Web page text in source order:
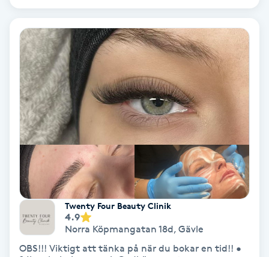
Regndroppsmassage
Reiki
Reikihealing
Reiki massage
Restorative Yoga
Rosacea
Rosenmetoden
Ryggmassage
Twenty Four Beauty Clinik
4.9
Norra Köpmangatan 18d, Gävle
OBS!!! Viktigt att tänka på när du bokar en tid!! •